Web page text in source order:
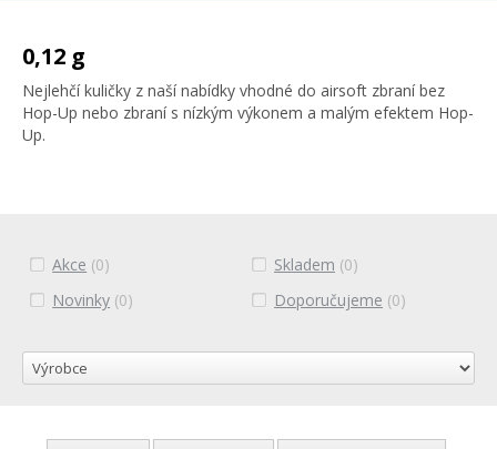
0,12 g
Nejlehčí kuličky z naší nabídky vhodné do airsoft zbraní bez
Hop-Up nebo zbraní s nízkým výkonem a malým efektem Hop-
Up.
Akce (0) Skladem (0)
Novinky (0) Doporučujeme (0)